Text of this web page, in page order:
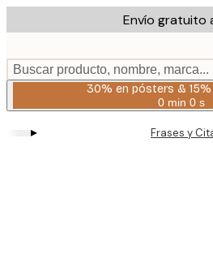
to
content.
Envío gratuito
Buscar producto, nombre, marca...
30% en pósters &
0 min 0 s
Válido
2026-
▸ Frases y